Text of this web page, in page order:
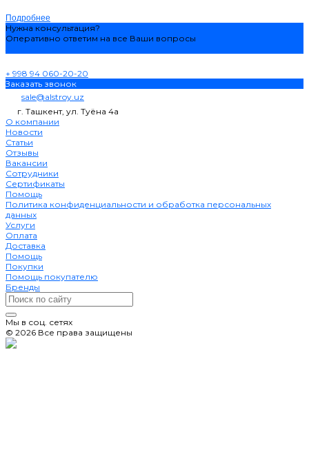
Подробнее
Нужна консультация?
Оперативно ответим на все Ваши вопросы
+ 998 94 060-20-20
Заказать звонок
sale@alstroy.uz
г. Ташкент, ул. Туёна 4а
О компании
Новости
Статьи
Отзывы
Вакансии
Сотрудники
Сертификаты
Помощь
Политика конфиденциальности и обработка персональных
данных
Услуги
Оплата
Доставка
Помощь
Покупки
Помощь покупателю
Бренды
Мы в соц. сетях
© 2026 Все права защищены